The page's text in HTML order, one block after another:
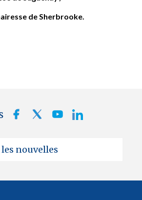
de Sherbrooke.
nouvelles